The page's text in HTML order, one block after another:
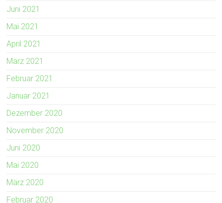
Juni 2021
Mai 2021
April 2021
März 2021
Februar 2021
Januar 2021
Dezember 2020
November 2020
Juni 2020
Mai 2020
März 2020
Februar 2020